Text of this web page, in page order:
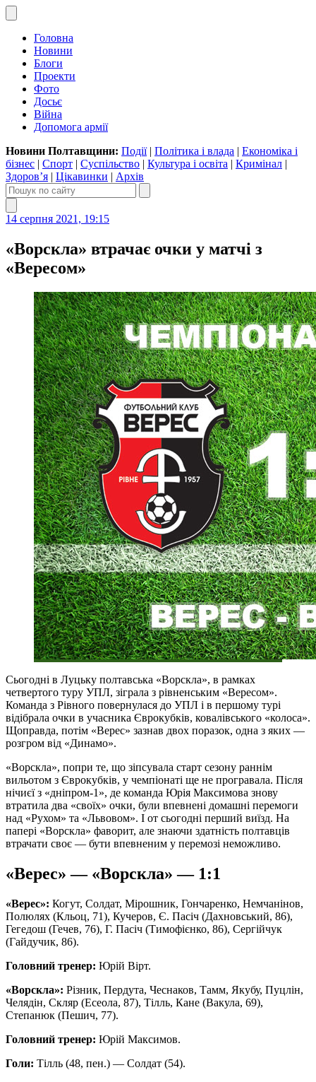
Головна
Новини
Блоги
Проекти
Фото
Досьє
Війна
Допомога армії
Новини Полтавщини: Події| Політика і влада | Економіка і
бізнес | Спорт | Суспільство | Культура і освіта | Кримінал |
Здоров’я | Цікавинки | Архів
14 серпня 2021, 19:15
«Ворскла» втрачає очки у матчі з
«Вересом»
Сьогодні в Луцьку полтавська «Ворскла», в рамках
четвертого туру УПЛ, зіграла з рівненським «Вересом».
Команда з Рівного повернулася до УПЛ і в першому турі
відібрала очки в учасника Єврокубків, ковалівського «колоса».
Щоправда, потім «Верес» зазнав двох поразок, одна з яких —
розгром від «Динамо».
«Ворскла», попри те, що зіпсувала старт сезону раннім
вильотом з Єврокубків, у чемпіонаті ще не програвала. Після
нічиєї з «дніпром-1», де команда Юрія Максимова знову
втратила два «своїх» очки, були впевнені домашні перемоги
над «Рухом» та «Львовом». І от сьогодні перший виїзд. На
папері «Ворскла» фаворит, але знаючи здатність полтавців
втрачати своє — бути впевненим у перемозі неможливо.
«Верес» — «Ворскла» — 1:1
«Верес»: Когут, Солдат, Мірошник, Гончаренко, Немчанінов,
Полюлях (Кльоц, 71), Кучеров, Є. Пасіч (Дахновський, 86),
Гегедош (Гечев, 76), Г. Пасіч (Тимофієнко, 86), Сергійчук
(Гайдучик, 86).
Головний тренер: Юрій Вірт.
«Ворскла»: Різник, Пердута, Чеснаков, Тамм, Якубу, Пуцлін,
Челядін, Скляр (Есеола, 87), Тілль, Кане (Вакула, 69),
Степанюк (Пешич, 77).
Головний тренер: Юрій Максимов.
Голи: Тілль (48, пен.) — Солдат (54).